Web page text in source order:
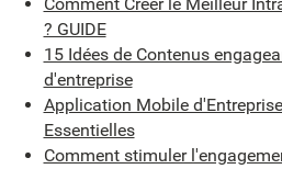
Comment Créer le Meilleur
? GUIDE
15 Idées de Contenus
d'entreprise
Application Mobile
Essentielles
Comment stimuler